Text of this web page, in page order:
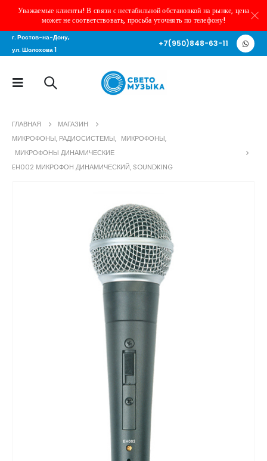
Уважаемые клиенты! В связи с нестабильной обстановкой на рынке, цена
может не соответствовать, просьба уточнять по телефону!
г. Ростов-на-Дону,
ул. Шолохова 1
+7(950)848-63-11
ГЛАВНАЯ
МАГАЗИН
МИКРОФОНЫ, РАДИОСИСТЕМЫ, МИКРОФОНЫ,
МИКРОФОНЫ ДИНАМИЧЕСКИЕ
EH002 МИКРОФОН ДИНАМИЧЕСКИЙ, SOUNDKING